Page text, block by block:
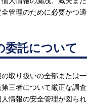
管理のために必要かつ
委託について
取り扱いの全部または
三者について厳正な調
情報の安全管理が図ら